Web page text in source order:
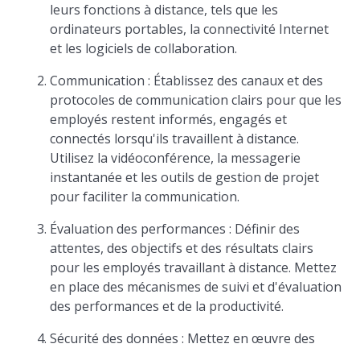
leurs fonctions à distance, tels que les
ordinateurs portables, la connectivité Internet
et les logiciels de collaboration.
Communication : Établissez des canaux et des
protocoles de communication clairs pour que les
employés restent informés, engagés et
connectés lorsqu'ils travaillent à distance.
Utilisez la vidéoconférence, la messagerie
instantanée et les outils de gestion de projet
pour faciliter la communication.
Évaluation des performances : Définir des
attentes, des objectifs et des résultats clairs
pour les employés travaillant à distance. Mettez
en place des mécanismes de suivi et d'évaluation
des performances et de la productivité.
Sécurité des données : Mettez en œuvre des